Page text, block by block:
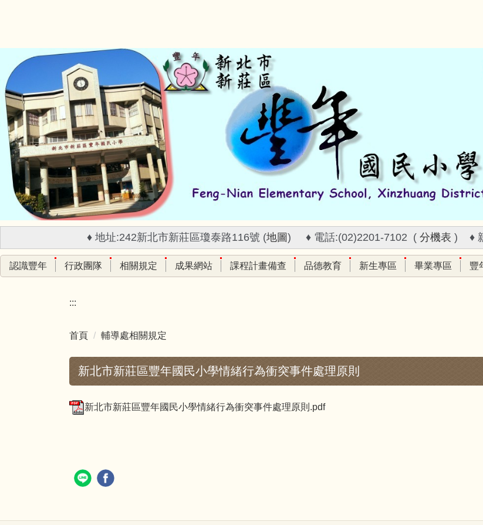
要
容
區
♦ 地址:242新北市新莊區瓊泰路116號 (地圖) ♦ 電話:(02)2201-7102 ( 分機表 ) ♦
認識豐年 行政團隊 相關規定 成果網站 課程計畫備查 品德教育 新生專區 畢業專區 豐
:::
首頁 輔導處相關規定
新北市新莊區豐年國民小學情緒行為衝突事件處理原則
新北市新莊區豐年國民小學情緒行為衝突事件處理原則.pdf